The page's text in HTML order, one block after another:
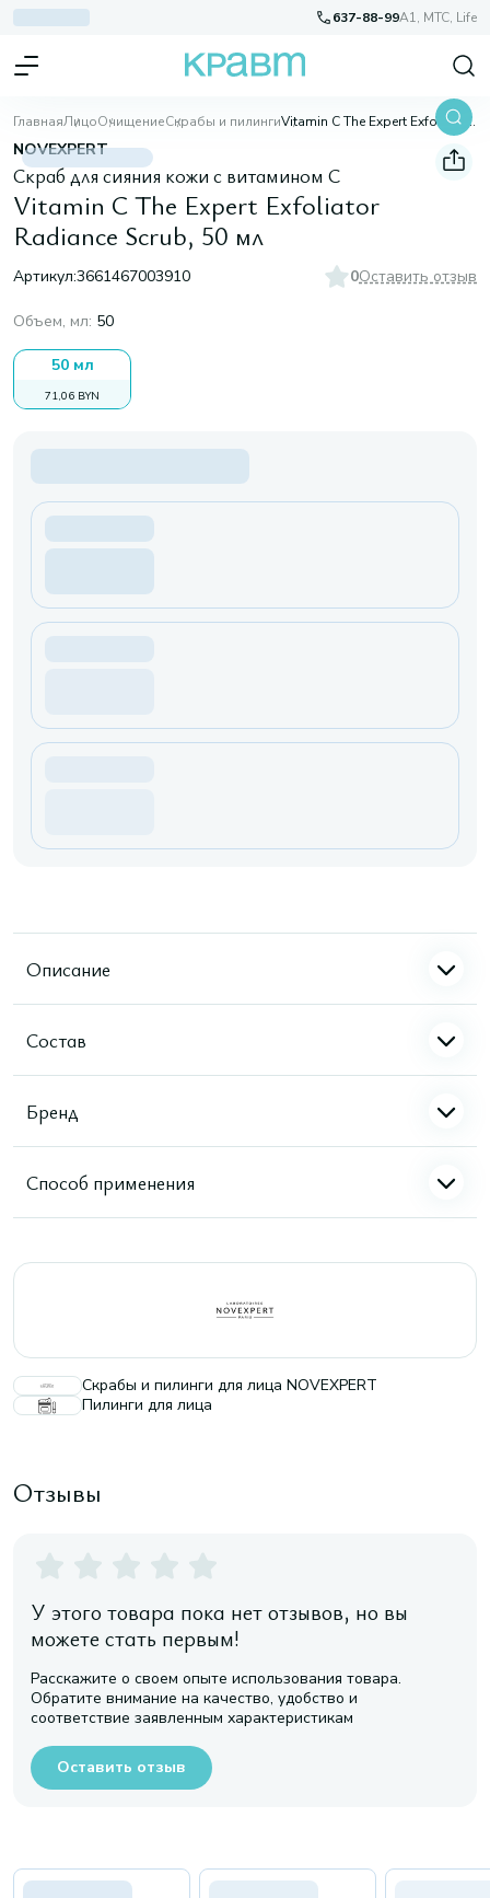
637-88-99A1, МТС, Life
ГлавнаяЛицоОчищениеСкрабы и пилинги Vitamin C The Expert Exfoliator Radiance Scrub, 50 мл
NOVEXPERT
Скраб для сияния кожи с витамином С
Vitamin C The Expert Exfoliator
Radiance Scrub, 50 мл
Артикул:3661467003910 0Оставить отзыв
Объем, мл: 50
50 мл
71,06 BYN
Описание
Состав
Бренд
Способ применения
Скрабы и пилинги для лица NOVEXPERT
Пилинги для лица
Отзывы
У этого товара пока нет отзывов, но вы
можете стать первым!
Расскажите о своем опыте использования товара.
Обратите внимание на качество, удобство и
соответствие заявленным характеристикам
Оставить отзыв